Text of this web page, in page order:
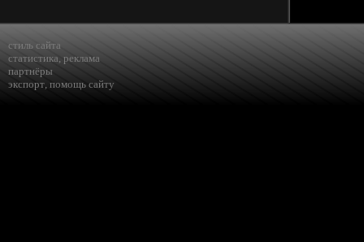
стиль сайта
статистика, реклама
партнёры
экспорт, помощь сайту